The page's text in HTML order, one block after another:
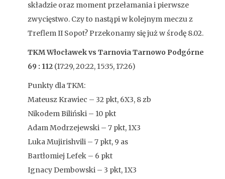
składzie oraz moment przełamania i pierwsze
zwycięstwo. Czy to nastąpi w kolejnym meczu z
Treflem II Sopot? Przekonamy się już w środę 8.02.
TKM Włocławek vs Tarnovia Tarnowo Podgórne
69 : 112 (17:29, 20:22, 15:35, 17:26)
Punkty dla TKM:
Mateusz Krawiec – 32 pkt, 6X3, 8 zb
Nikodem Biliński – 10 pkt
Adam Modrzejewski – 7 pkt, 1X3
Luka Mujirishvili – 7 pkt, 9 as
Bartłomiej Lefek – 6 pkt
Ignacy Dembowski – 3 pkt, 1X3